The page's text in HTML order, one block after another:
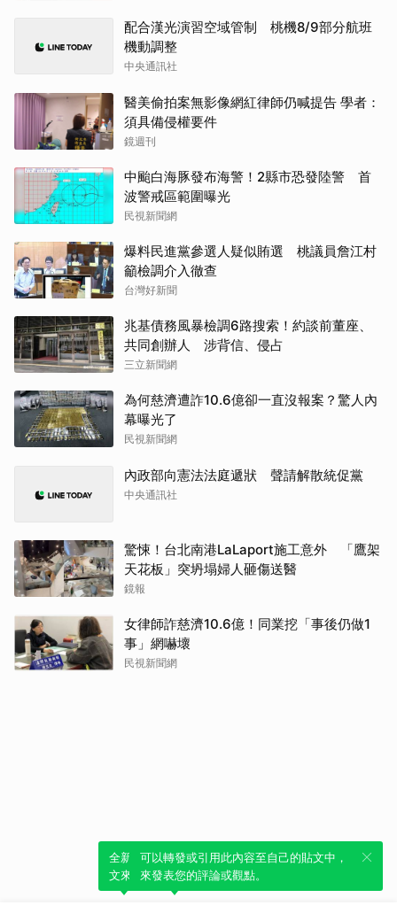
配合漢光演習空域管制 桃機8/9部分航班
機動調整
中央通訊社
醫美偷拍案無影像網紅律師仍喊提告 學者：
須具備侵權要件
鏡週刊
中颱白海豚發布海警！2縣市恐發陸警 首
波警戒區範圍曝光
民視新聞網
爆料民進黨參選人疑似賄選 桃議員詹江村
籲檢調介入徹查
台灣好新聞
兆基債務風暴檢調6路搜索！約談前董座、
共同創辦人 涉背信、侵占
三立新聞網
為何慈濟遭詐10.6億卻一直沒報案？驚人內
幕曝光了
民視新聞網
內政部向憲法法庭遞狀 聲請解散統促黨
中央通訊社
驚悚！台北南港LaLaport施工意外 「鷹架
天花板」突坍塌婦人砸傷送醫
鏡報
女律師詐慈濟10.6億！同業挖「事後仍做1
事」網嚇壞
民視新聞網
全新體驗！一鍵引用此內容，透過發布貼
文來輕鬆表達個人立場。
可以轉發或引用此內容至自己的貼文中，
來發表您的評論或觀點。